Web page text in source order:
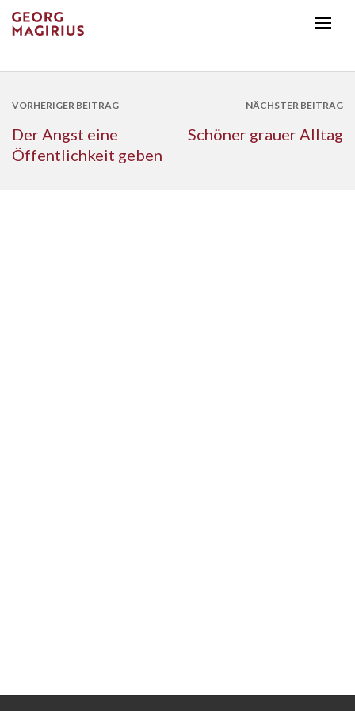
VORHERIGER BEITRAG
Der Angst eine
Öffentlichkeit geben
NÄCHSTER BEITRAG
Schöner grauer Alltag